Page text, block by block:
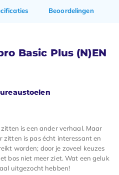
Beoordelingen
Basic Plus (N)EN
is een ander verhaal. Maar
zitten is pas écht interessant en
worden; door je zoveel keuzes
bos niet meer ziet. Wat een geluk
uitgezocht hebben!